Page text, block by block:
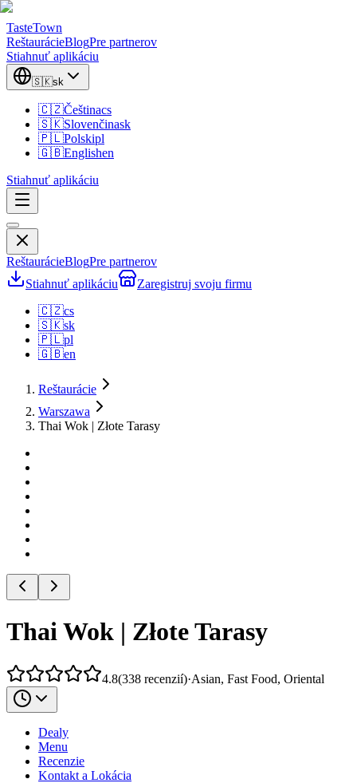
TasteTown
ReštaurácieBlogPre partnerov
Stiahnuť aplikáciu
🇸🇰sk
🇨🇿Češtinacs
🇸🇰Slovenčinask
🇵🇱Polskipl
🇬🇧Englishen
Stiahnuť aplikáciu
ReštaurácieBlogPre partnerov
Stiahnuť aplikáciu
Zaregistruj svoju firmu
🇨🇿cs
🇸🇰sk
🇵🇱pl
🇬🇧en
Reštaurácie
Warszawa
Thai Wok | Złote Tarasy
Thai Wok | Złote Tarasy
4.8(338 recenzií)·Asian, Fast Food, Oriental
Dealy
Menu
Recenzie
Kontakt a Lokácia